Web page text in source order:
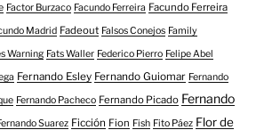
Factor Burzaco Facundo Ferreira Facundo Ferreira
Madrid Fadeout Falsos Conejos Family
Warning Fats Waller Federico Pierro Felipe Abel
Fernando Esley Fernando Guiomar Fernando
Fernando Pacheco Fernando Picado Fernando
Suarez Ficción Fion Fish Fito Páez Flor de